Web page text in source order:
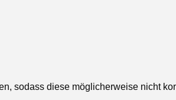
sodass diese möglicherweise nicht